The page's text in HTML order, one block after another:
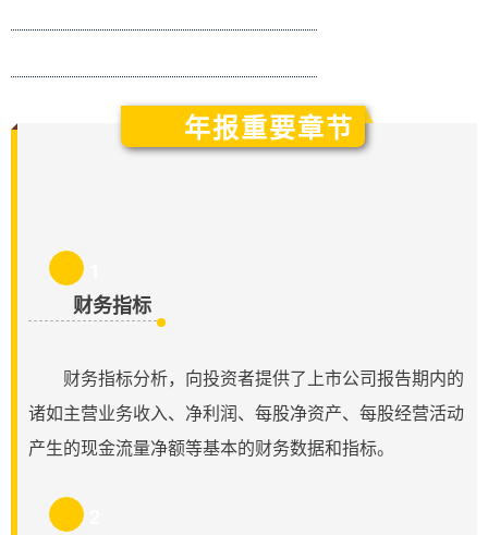
年报重要章节
财务指标
财务指标分析，向投资者提供了上市公司报告期内的
诸如主营业务收入、净利润、每股净资产、每股经营活动
产生的现金流量净额等基本的财务数据和指标。